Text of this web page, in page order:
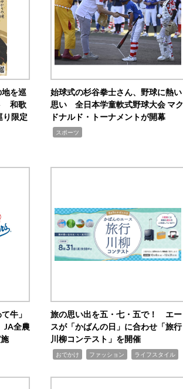
を巡
和歌
り限定
始球式の杉谷拳士さん、野球に熱い
思い 全日本学童軟式野球大会 マク
ドナルド・トーナメントが開幕
スポーツ
牛」
JA全農
旅の思い出を五・七・五で！ エー
スが「かばんの日」に合わせ「旅行
川柳コンテスト」を開催
おでかけ ファッション ライフスタイル